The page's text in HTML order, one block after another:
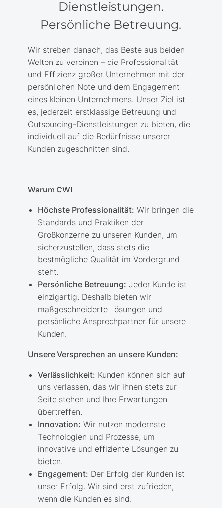
Dienstleistungen.
Persönliche Betreuung.
Wir streben danach, das Beste aus beiden
Welten zu vereinen – die Professionalität
und Effizienz großer Unternehmen mit der
persönlichen Note und dem Engagement
eines kleinen Unternehmens. Unser Ziel ist
es, jederzeit erstklassige Betreuung und
Outsourcing-Dienstleistungen zu bieten, die
individuell auf die Bedürfnisse unserer
Kunden zugeschnitten sind.
Warum CWI
Höchste Professionalität: Wir bringen die
Standards und Praktiken der
Großkonzerne zu unseren Kunden, um
sicherzustellen, dass stets die
bestmögliche Qualität im Vordergrund
steht.
Persönliche Betreuung: Jeder Kunde ist
einzigartig. Deshalb bieten wir
maßgeschneiderte Lösungen und
persönliche Ansprechpartner für unsere
Kunden.
Unsere Versprechen an unsere Kunden:
Verlässlichkeit: Kunden können sich auf
uns verlassen, das wir ihnen stets zur
Seite stehen und Ihre Erwartungen
übertreffen.
Innovation: Wir nutzen modernste
Technologien und Prozesse, um
innovative und effiziente Lösungen zu
bieten.
Engagement: Der Erfolg der Kunden ist
unser Erfolg. Wir sind erst zufrieden,
wenn die Kunden es sind.